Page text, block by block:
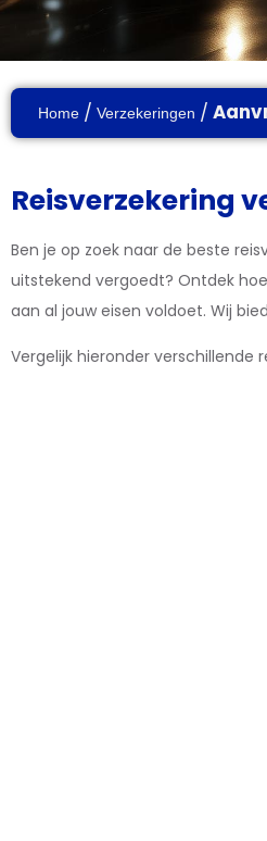
Home / Verzekeringen /
Reisverzekering
Ben je op zoek naar de beste
uitstekend vergoedt? Ontdek
aan al jouw eisen voldoet. Wij
Vergelijk hieronder verschillende